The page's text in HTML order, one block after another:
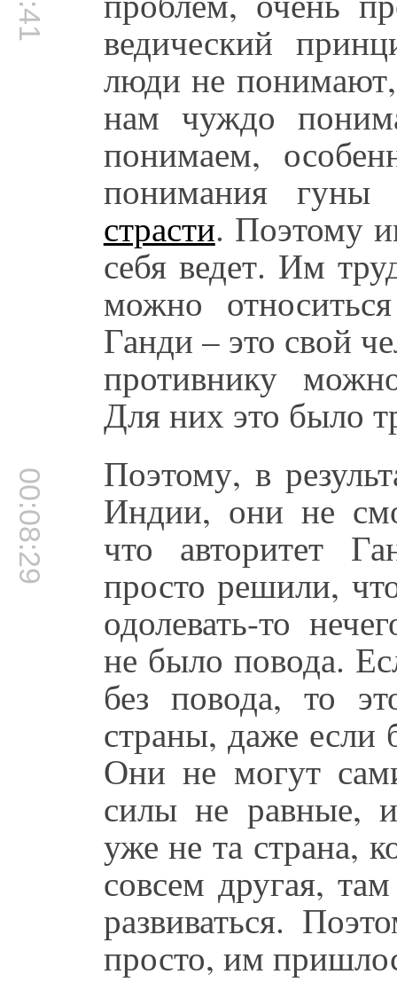
ведический
люди не понимают,
нам чуждо
понимаем,
понимания гуны
страсти. Поэтому
себя ведет. Им
можно
Ганди – это свой
противнику
Для них это было
00:08:29 Поэтому, в
Индии, они не
что авторитет
просто решили,
одолевать-то
не было повода.
без повода, то
страны, даже
Они не могут
силы не равные,
уже не та страна,
совсем другая,
развиваться.
просто, им